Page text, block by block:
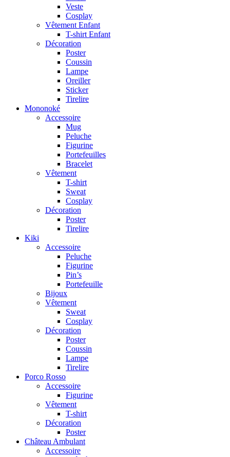
Veste
Cosplay
Vêtement Enfant
T-shirt Enfant
Décoration
Poster
Coussin
Lampe
Oreiller
Sticker
Tirelire
Mononoké
Accessoire
Mug
Peluche
Figurine
Portefeuilles
Bracelet
Vêtement
T-shirt
Sweat
Cosplay
Décoration
Poster
Tirelire
Kiki
Accessoire
Peluche
Figurine
Pin’s
Portefeuille
Bijoux
Vêtement
Sweat
Cosplay
Décoration
Poster
Coussin
Lampe
Tirelire
Porco Rosso
Accessoire
Figurine
Vêtement
T-shirt
Décoration
Poster
Château Ambulant
Accessoire